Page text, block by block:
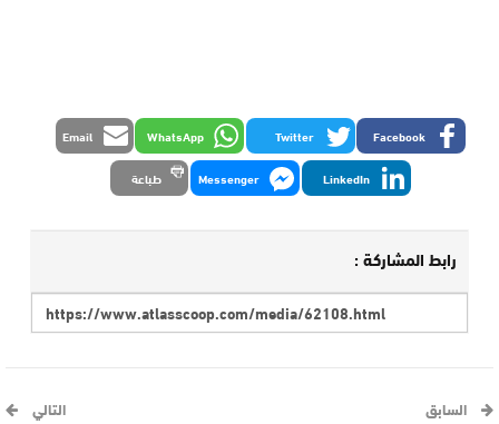
Facebook
Twitter
WhatsApp
Email
LinkedIn
Messenger طباعة
رابط المشاركة :
السابق التالي